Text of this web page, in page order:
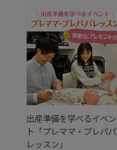
出産準備を学べるイベン
ト「プレママ・プレパパ
レッスン」